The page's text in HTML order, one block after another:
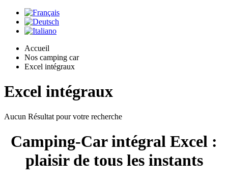
Accueil
Nos camping car
Excel intégraux
Excel intégraux
Aucun Résultat pour votre recherche
Camping-Car intégral Excel :
plaisir de tous les instants